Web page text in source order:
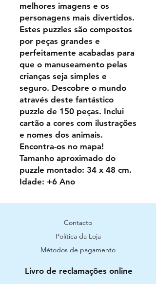
melhores imagens e os
personagens mais divertidos.
Estes puzzles são compostos
por peças grandes e
perfeitamente acabadas para
que o manuseamento pelas
crianças seja simples e
seguro. Descobre o mundo
através deste fantástico
puzzle de 150 peças. Inclui
cartão a cores com ilustrações
e nomes dos animais.
Encontra-os no mapa!
Tamanho aproximado do
puzzle montado: 34 x 48 cm.
Idade: +6 Ano
Contacto
Política da Loja
Métodos de pagamento
Livro de reclamações online